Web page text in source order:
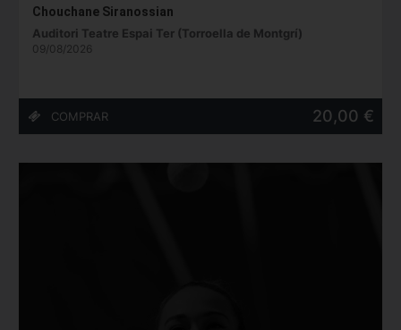
Chouchane Siranossian
Auditori Teatre Espai Ter (Torroella de Montgrí)
09/08/2026
20,00 €